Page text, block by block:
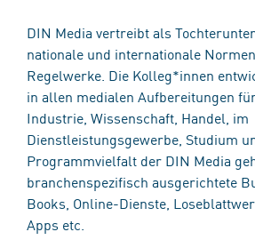
DIN Media vertreibt als
nationale und internationale
Regelwerke. Die Kolleg*innen
in allen medialen Aufbereitungen
Industrie, Wissenschaft, Handel, im
Dienstleistungsgewerbe, Studium
Programmvielfalt der DIN Media
branchenspezifisch ausgerichtete
Books, Online-Dienste,
Apps etc.